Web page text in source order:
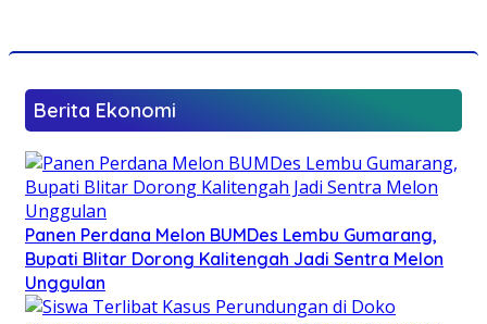
Berita Ekonomi
Panen Perdana Melon BUMDes Lembu Gumarang,
Bupati Blitar Dorong Kalitengah Jadi Sentra Melon
Unggulan